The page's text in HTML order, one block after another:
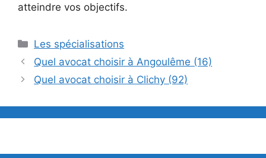
atteindre vos objectifs.
Catégories
Les spécialisations
Quel avocat choisir à Angoulême (16)
Quel avocat choisir à Clichy (92)